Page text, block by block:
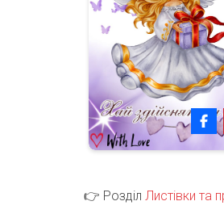
👉 Розділ Листівки та